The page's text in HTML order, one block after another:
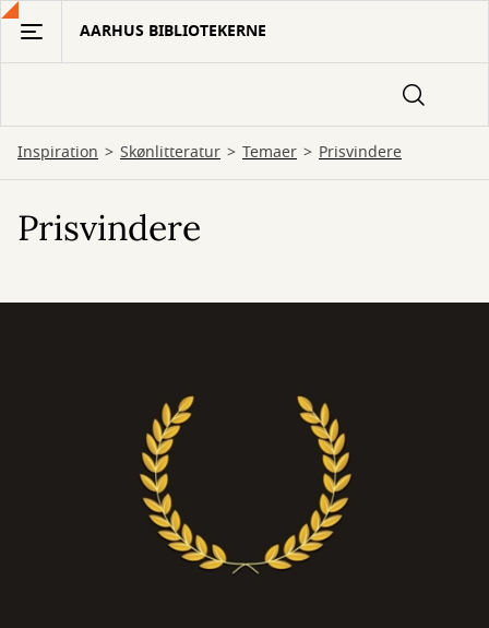
Gå
hovedindhold
AARHUS BIBLIOTEKERNE
Inspiration Skønlitteratur Temaer Prisvindere
Prisvindere